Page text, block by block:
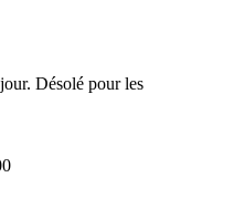
Désolé pour les